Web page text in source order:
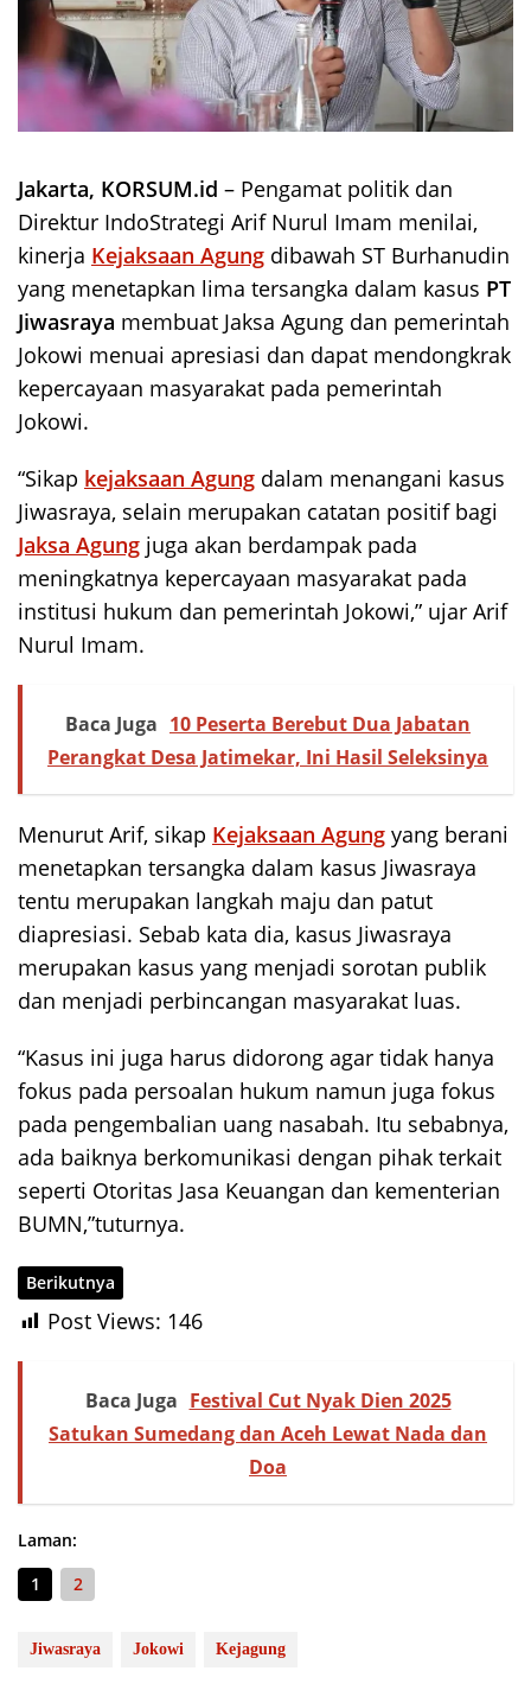
Jakarta, KORSUM.id – Pengamat politik dan
Direktur IndoStrategi Arif Nurul Imam menilai,
kinerja Kejaksaan Agung dibawah ST Burhanudin
yang menetapkan lima tersangka dalam kasus PT
Jiwasraya membuat Jaksa Agung dan pemerintah
Jokowi menuai apresiasi dan dapat mendongkrak
kepercayaan masyarakat pada pemerintah
Jokowi.
“Sikap kejaksaan Agung dalam menangani kasus
Jiwasraya, selain merupakan catatan positif bagi
Jaksa Agung juga akan berdampak pada
meningkatnya kepercayaan masyarakat pada
institusi hukum dan pemerintah Jokowi,” ujar Arif
Nurul Imam.
Baca Juga 10 Peserta Berebut Dua Jabatan
Perangkat Desa Jatimekar, Ini Hasil Seleksinya
Menurut Arif, sikap Kejaksaan Agung yang berani
menetapkan tersangka dalam kasus Jiwasraya
tentu merupakan langkah maju dan patut
diapresiasi. Sebab kata dia, kasus Jiwasraya
merupakan kasus yang menjadi sorotan publik
dan menjadi perbincangan masyarakat luas.
“Kasus ini juga harus didorong agar tidak hanya
fokus pada persoalan hukum namun juga fokus
pada pengembalian uang nasabah. Itu sebabnya,
ada baiknya berkomunikasi dengan pihak terkait
seperti Otoritas Jasa Keuangan dan kementerian
BUMN,”tuturnya.
Berikutnya
Post Views: 146
Baca Juga Festival Cut Nyak Dien 2025
Satukan Sumedang dan Aceh Lewat Nada dan
Doa
Laman:
1
2
Jiwasraya Jokowi Kejagung